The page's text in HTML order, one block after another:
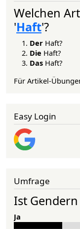
Welchen
'Haft'?
Der Haft?
Die Haft?
Das Haft?
Für Artikel-
Easy Login
Umfrage
Ist
Ja